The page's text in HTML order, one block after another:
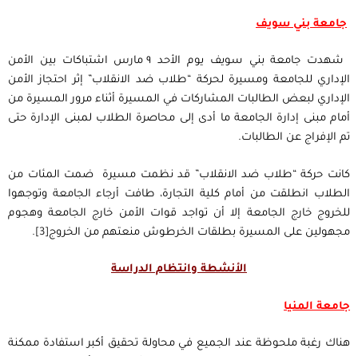
جامعة بني سويف
شهدت جامعة بني سويف يوم الأحد ٩ مارس اشتباكات بين الأمن
الإداري للجامعة ومسيرة لحركة “طلاب ضد الانقلاب” إثر احتجاز الأمن
الإداري لبعض الطالبات المشاركات في المسيرة أثناء مرور المسيرة من
أمام مبنى إدارة الجامعة ما أدى إلى محاصرة الطلاب لمبنى الإدارة حتى
تم الإفراج عن الطالبات.
كانت حركة “طلاب ضد الانقلاب” قد نظمت مسيرة ضمت المئات من
الطلاب انطلقت من أمام كلية التجارة، طافت أرجاء الجامعة وتوجهوا
للخروج خارج الجامعة إلا أن تواجد قوات الأمن خارج الجامعة وهجوم
مجهولين على المسيرة بطلقات الخرطوش منعتهم من الخروج[3]
الأنشطة وانتظام الدراسة
جامعة المنيا
هناك رغبة ملحوظة عند الجميع في محاولة تحقيق أكبر استفادة ممكنة